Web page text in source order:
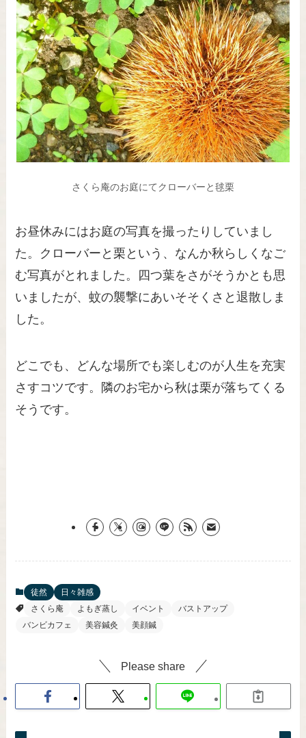
さくら庵のお庭にてクローバーと毬栗
お昼休みにはお庭の写真を撮ったりしていまし
た。クローバーと栗という、なんか秋らしくなご
む写真がとれました。四つ葉をさがそうかとも思
いましたが、蚊の襲撃にあいそそくさと退散しま
した。
どこでも、どんな場所でも楽しむのが人生を充実
さすコツです。隣のお宅から秋は栗が落ちてくる
そうです。
徒然
日々雑感
さくら庵
よもぎ蒸し イベント
バストアップ
バンビカフェ
美容鍼灸 美顔鍼
Please share